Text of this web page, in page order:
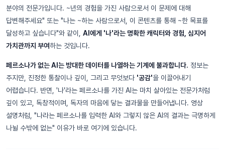
분야의 전문가입니다. ~년의 경험을 가진 사람으로서 이 문제에 대해
답변해주세요" 또는 "나는 ~하는 사람으로서, 이 콘텐츠를 통해 ~한 목표를
달성하고 싶습니다"와 같이, AI에게 '나'라는 명확한 캐릭터와 경험, 심지어
가치관까지 부여하는 것입니다.
페르소나가 없는 AI는 방대한 데이터를 나열하는 기계에 불과합니다. 정보는
주지만, 진정한 통찰이나 깊이, 그리고 무엇보다 '공감'을 이끌어내기
어렵습니다. 반면, '나'라는 페르소나를 가진 AI는 마치 살아있는 전문가처럼
깊이 있고, 독창적이며, 독자의 마음에 닿는 결과물을 만들어냅니다. 영상
설명처럼, "나라는 페르소나를 입력한 AI와 그렇지 않은 AI의 결과는 극명하게
나뉠 수밖에 없는" 이유가 바로 여기에 있습니다.